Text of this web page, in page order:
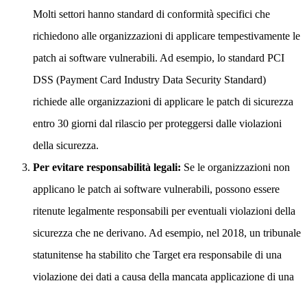
Molti settori hanno standard di conformità specifici che
richiedono alle organizzazioni di applicare tempestivamente le
patch ai software vulnerabili. Ad esempio, lo standard PCI
DSS (Payment Card Industry Data Security Standard)
richiede alle organizzazioni di applicare le patch di sicurezza
entro 30 giorni dal rilascio per proteggersi dalle violazioni
della sicurezza.
Per evitare responsabilità legali: Se le organizzazioni non
applicano le patch ai software vulnerabili, possono essere
ritenute legalmente responsabili per eventuali violazioni della
sicurezza che ne derivano. Ad esempio, nel 2018, un tribunale
statunitense ha stabilito che Target era responsabile di una
violazione dei dati a causa della mancata applicazione di una